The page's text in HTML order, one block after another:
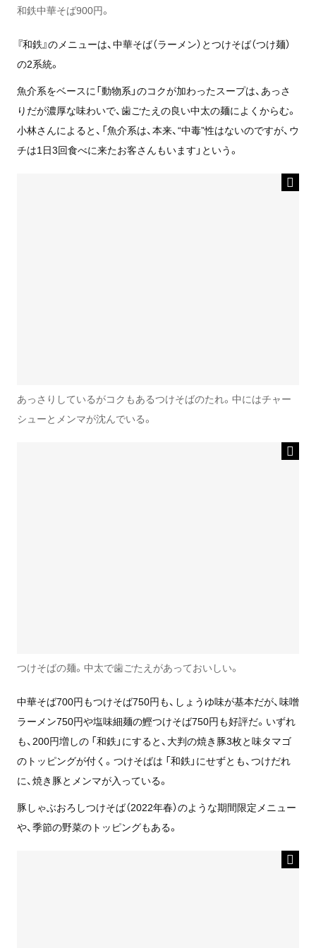
和鉄中華そば900円。
『和鉄』のメニューは、中華そば（ラーメン）とつけそば（つけ麺）
の2系統。
魚介系をベースに「動物系」のコクが加わったスープは、あっさ
りだが濃厚な味わいで、歯ごたえの良い中太の麺によくからむ。
小林さんによると、「魚介系は、本来、“中毒”性はないのですが、ウ
チは1日3回食べに来たお客さんもいます」という。
あっさりしているがコクもあるつけそばのたれ。中にはチャー
シューとメンマが沈んでいる。
つけそばの麺。中太で歯ごたえがあっておいしい。
中華そば700円もつけそば750円も、しょうゆ味が基本だが、味噌
ラーメン750円や塩味細麺の鰹つけそば750円も好評だ。いずれ
も、200円増しの 「和鉄」にすると、大判の焼き豚3枚と味タマゴ
のトッピングが付く。つけそばは 「和鉄」にせずとも、つけだれ
に、焼き豚とメンマが入っている。
豚しゃぶおろしつけそば（2022年春）のような期間限定メニュー
や、季節の野菜のトッピングもある。